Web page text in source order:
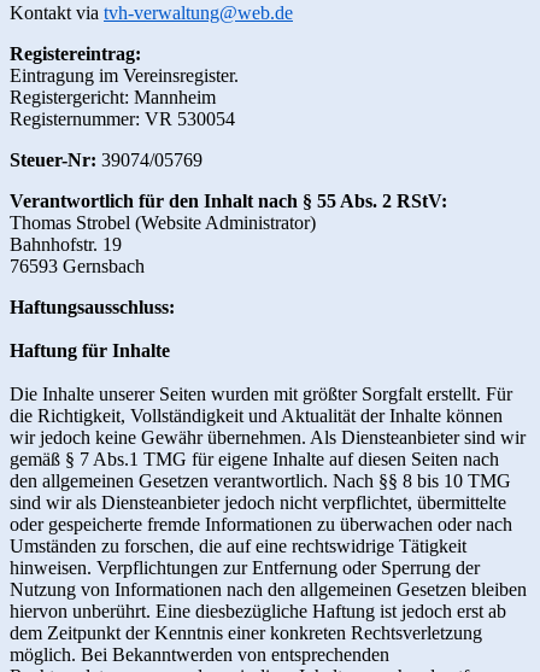
Kontakt via tvh-verwaltung@web.de
Registereintrag:
Eintragung im Vereinsregister.
Registergericht: Mannheim
Registernummer: VR 530054
Steuer-Nr: 39074/05769
Verantwortlich für den Inhalt nach § 55 Abs. 2 RStV:
Thomas Strobel (Website Administrator)
Bahnhofstr. 19
76593 Gernsbach
Haftungsausschluss:
Haftung für Inhalte
Die Inhalte unserer Seiten wurden mit größter Sorgfalt erstellt. Für
die Richtigkeit, Vollständigkeit und Aktualität der Inhalte können
wir jedoch keine Gewähr übernehmen. Als Diensteanbieter sind wir
gemäß § 7 Abs.1 TMG für eigene Inhalte auf diesen Seiten nach
den allgemeinen Gesetzen verantwortlich. Nach §§ 8 bis 10 TMG
sind wir als Diensteanbieter jedoch nicht verpflichtet, übermittelte
oder gespeicherte fremde Informationen zu überwachen oder nach
Umständen zu forschen, die auf eine rechtswidrige Tätigkeit
hinweisen. Verpflichtungen zur Entfernung oder Sperrung der
Nutzung von Informationen nach den allgemeinen Gesetzen bleiben
hiervon unberührt. Eine diesbezügliche Haftung ist jedoch erst ab
dem Zeitpunkt der Kenntnis einer konkreten Rechtsverletzung
möglich. Bei Bekanntwerden von entsprechenden